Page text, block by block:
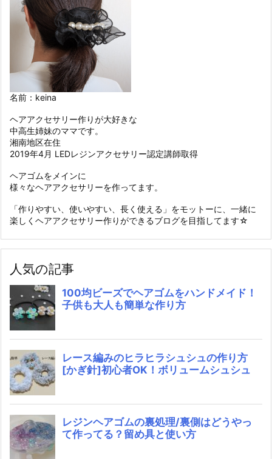
名前：keina
ヘアアクセサリー作りが大好きな
中高生姉妹のママです。
湘南地区在住
2019年4月 LEDレジンアクセサリー認定講師取得
ヘアゴムをメインに
様々なヘアアクセサリーを作ってます。
「作りやすい、使いやすい、長く使える」をモットーに、一緒に
楽しくヘアアクセサリー作りができるブログを目指してます☆
人気の記事